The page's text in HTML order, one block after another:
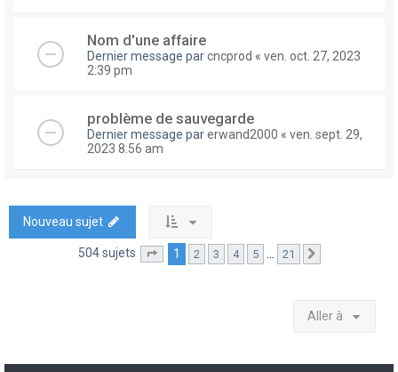
Nom d'une affaire
Dernier message parcncprod « ven. oct. 27, 2023
2:39 pm
problème de sauvegarde
Dernier message parerwand2000 « ven. sept. 29,
2023 8:56 am
Nouveau sujet
504 sujets Page sur21
1 2 3 4 5 … 21
Aller à